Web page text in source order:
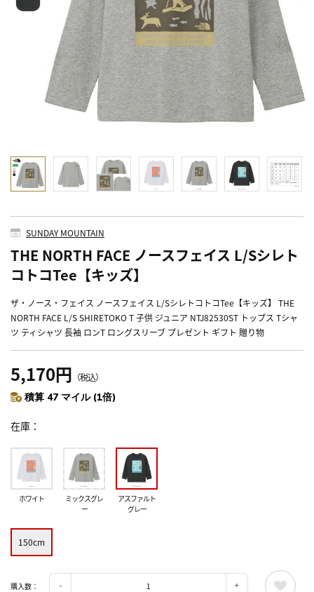
SUNDAY MOUNTAIN
THE NORTH FACE ノースフェイス L/Sシレト
コトコTee【キッズ】
ザ・ノース・フェイス ノースフェイス L/SシレトコトコTee【キッズ】 THE
NORTH FACE L/S SHIRETOKO T 子供 ジュニア NTJ82530ST トップス Tシャ
ツ ティシャツ 長袖 ロンT ロングスリーブ プレゼント ギフト 贈り物
5,170円 （税込）
積算 47 マイル (1倍)
在庫
ホワイト
ミックスグレ
ー
アスファルト
グレー
150cm
購入数：